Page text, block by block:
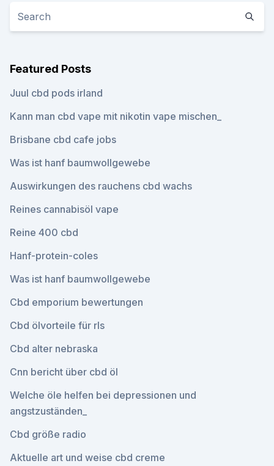
Featured Posts
Juul cbd pods irland
Kann man cbd vape mit nikotin vape mischen_
Brisbane cbd cafe jobs
Was ist hanf baumwollgewebe
Auswirkungen des rauchens cbd wachs
Reines cannabisöl vape
Reine 400 cbd
Hanf-protein-coles
Was ist hanf baumwollgewebe
Cbd emporium bewertungen
Cbd ölvorteile für rls
Cbd alter nebraska
Cnn bericht über cbd öl
Welche öle helfen bei depressionen und
angstzuständen_
Cbd größe radio
Aktuelle art und weise cbd creme